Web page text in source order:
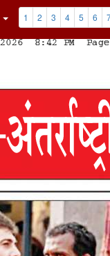
1 2 3 4 5 6